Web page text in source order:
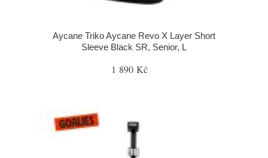
Aycane Triko Aycane Revo X Layer Short
Sleeve Black SR, Senior, L
1 890 Kč